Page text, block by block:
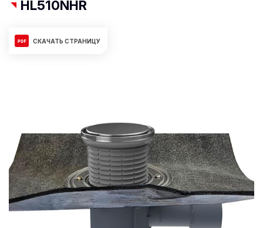
HL510NHR
СКАЧАТЬ СТРАНИЦУ